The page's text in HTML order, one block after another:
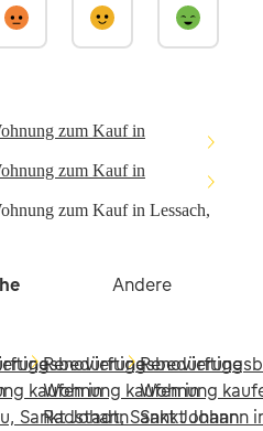
zum Kauf in
zum Kauf in
zum Kauf in Lessach,
Andere
kaufen in
Sankt Johann
Renovierungsbedürftige
Wohnung kaufen in
Radstadt, Sankt Johann
Wohnung
Sankt Johann